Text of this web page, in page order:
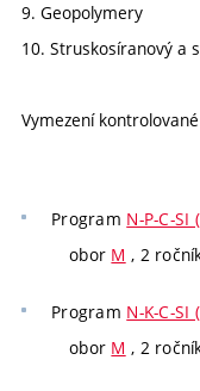
9. Geopolymery
10. Struskosíranový a
Vymezení
Program N-P-C-SI
obor M , 2
Program N-K-C-SI
obor M , 2